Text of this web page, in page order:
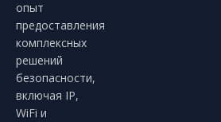
опыт
предоставления
комплексных
решений
безопасности,
включая IP,
WiFi и